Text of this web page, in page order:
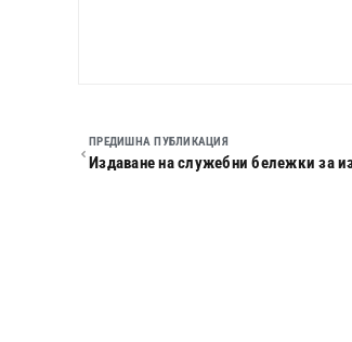
ПРЕДИШНА ПУБЛИКАЦИЯ
Издаване на служебни бележки за